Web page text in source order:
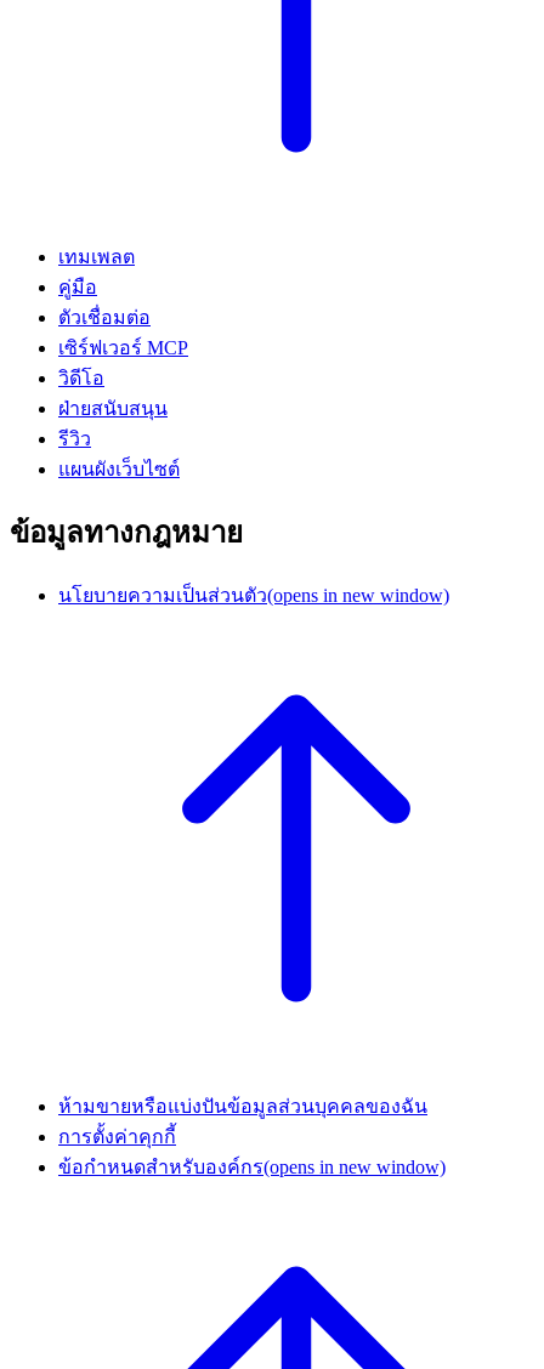
เทมเพลต
คู่มือ
ตัวเชื่อมต่อ
เซิร์ฟเวอร์ MCP
วิดีโอ
ฝ่ายสนับสนุน
รีวิว
แผนผังเว็บไซต์
ข้อมูลทางกฎหมาย
นโยบายความเป็นส่วนตัว(opens in new window)
ห้ามขายหรือแบ่งปันข้อมูลส่วนบุคคลของฉัน
การตั้งค่าคุกกี้
ข้อกำหนดสำหรับองค์กร(opens in new window)